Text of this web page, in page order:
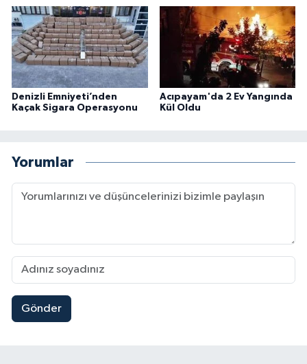
Denizli Emniyeti’nden
Kaçak Sigara Operasyonu
Acıpayam'da 2 Ev Yangında
Kül Oldu
Yorumlar
Gönder